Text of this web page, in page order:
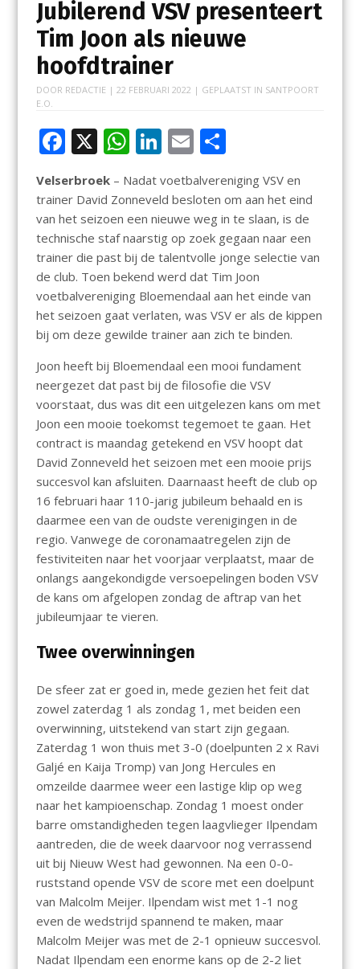
Jubilerend VSV presenteert
Tim Joon als nieuwe
hoofdtrainer
DOOR REDACTIE | 22 FEBRUARI 2022 | GEPLAATST IN SANTPOORT
E.O.
F
ac
e
b
o
o
k
X W
h
at
s
A
p
p
Li
k
e
dI
n
E
m
ai
l
D
e
n
Velserbroek– Nadat voetbalvereniging VSV en
trainer David Zonneveld besloten om aan het eind
van het seizoen een nieuwe weg in te slaan, is de
technische staf naarstig op zoek gegaan naar een
trainer die past bij de talentvolle jonge selectie van
de club. Toen bekend werd dat Tim Joon
voetbalvereniging Bloemendaal aan het einde van
het seizoen gaat verlaten, was VSV er als de kippen
bij om deze gewilde trainer aan zich te binden.
Joon heeft bij Bloemendaal een mooi fundament
neergezet dat past bij de filosofie die VSV
voorstaat, dus was dit een uitgelezen kans om met
Joon een mooie toekomst tegemoet te gaan. Het
contract is maandag getekend en VSV hoopt dat
David Zonneveld het seizoen met een mooie prijs
succesvol kan afsluiten. Daarnaast heeft de club op
16 februari haar 110-jarig jubileum behaald en is
daarmee een van de oudste verenigingen in de
regio. Vanwege de coronamaatregelen zijn de
festiviteiten naar het voorjaar verplaatst, maar de
onlangs aangekondigde versoepelingen boden VSV
de kans om afgelopen zondag de aftrap van het
jubileumjaar te vieren.
Twee overwinningen
De sfeer zat er goed in, mede gezien het feit dat
zowel zaterdag 1 als zondag 1, met beiden een
overwinning, uitstekend van start zijn gegaan.
Zaterdag 1 won thuis met 3-0 (doelpunten 2 x Ravi
Galjé en Kaija Tromp) van Jong Hercules en
omzeilde daarmee weer een lastige klip op weg
naar het kampioenschap. Zondag 1 moest onder
barre omstandigheden tegen laagvlieger Ilpendam
aantreden, die de week daarvoor nog verrassend
uit bij Nieuw West had gewonnen. Na een 0-0-
ruststand opende VSV de score met een doelpunt
van Malcolm Meijer. Ilpendam wist met 1-1 nog
even de wedstrijd spannend te maken, maar
Malcolm Meijer was met de 2-1 opnieuw succesvol.
Nadat Ilpendam een enorme kans op de 2-2 liet